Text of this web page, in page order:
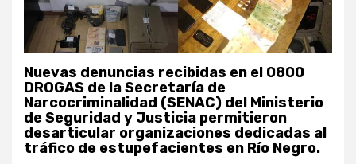
Nuevas denuncias recibidas en el 0800
DROGAS de la Secretaría de
Narcocriminalidad (SENAC) del Ministerio
de Seguridad y Justicia permitieron
desarticular organizaciones dedicadas al
tráfico de estupefacientes en Río Negro.